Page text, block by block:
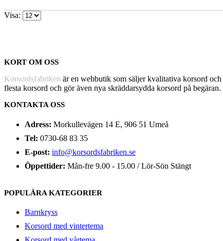
Visa:
KORT OM OSS
Korsordsfabriken är en webbutik som säljer kvalitativa korsord
flesta korsord och gör även nya skräddarsydda korsord på begäran.
KONTAKTA OSS
Adress: Morkullevägen 14 E, 906 51 Umeå
Tel: 0730-68 83 35
E-post: info@korsordsfabriken.se
Öppettider: Mån-fre 9.00 - 15.00 / Lör-Sön Stängt
POPULÄRA KATEGORIER
Barnkryss
Korsord med vintertema